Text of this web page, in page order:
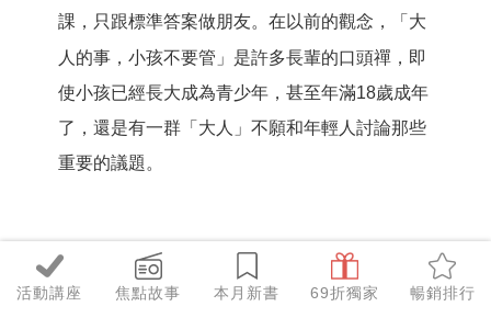
活動講座 焦點故事 本月新書 69折獨家 暢銷排行
課， 只跟標準答案做朋友。在以前的觀念，「大
人的事，小孩不要管」是許多長輩的口頭禪，即
使小孩已經長大成為青少年，甚至年滿18歲成年
了，還是有一群「大人」不願和年輕人討論那些
重要的議題。
等你以後有了小孩，也要這樣對待孩子嗎？相信
你不會。越重要的事，越應該仔仔細細、好好告